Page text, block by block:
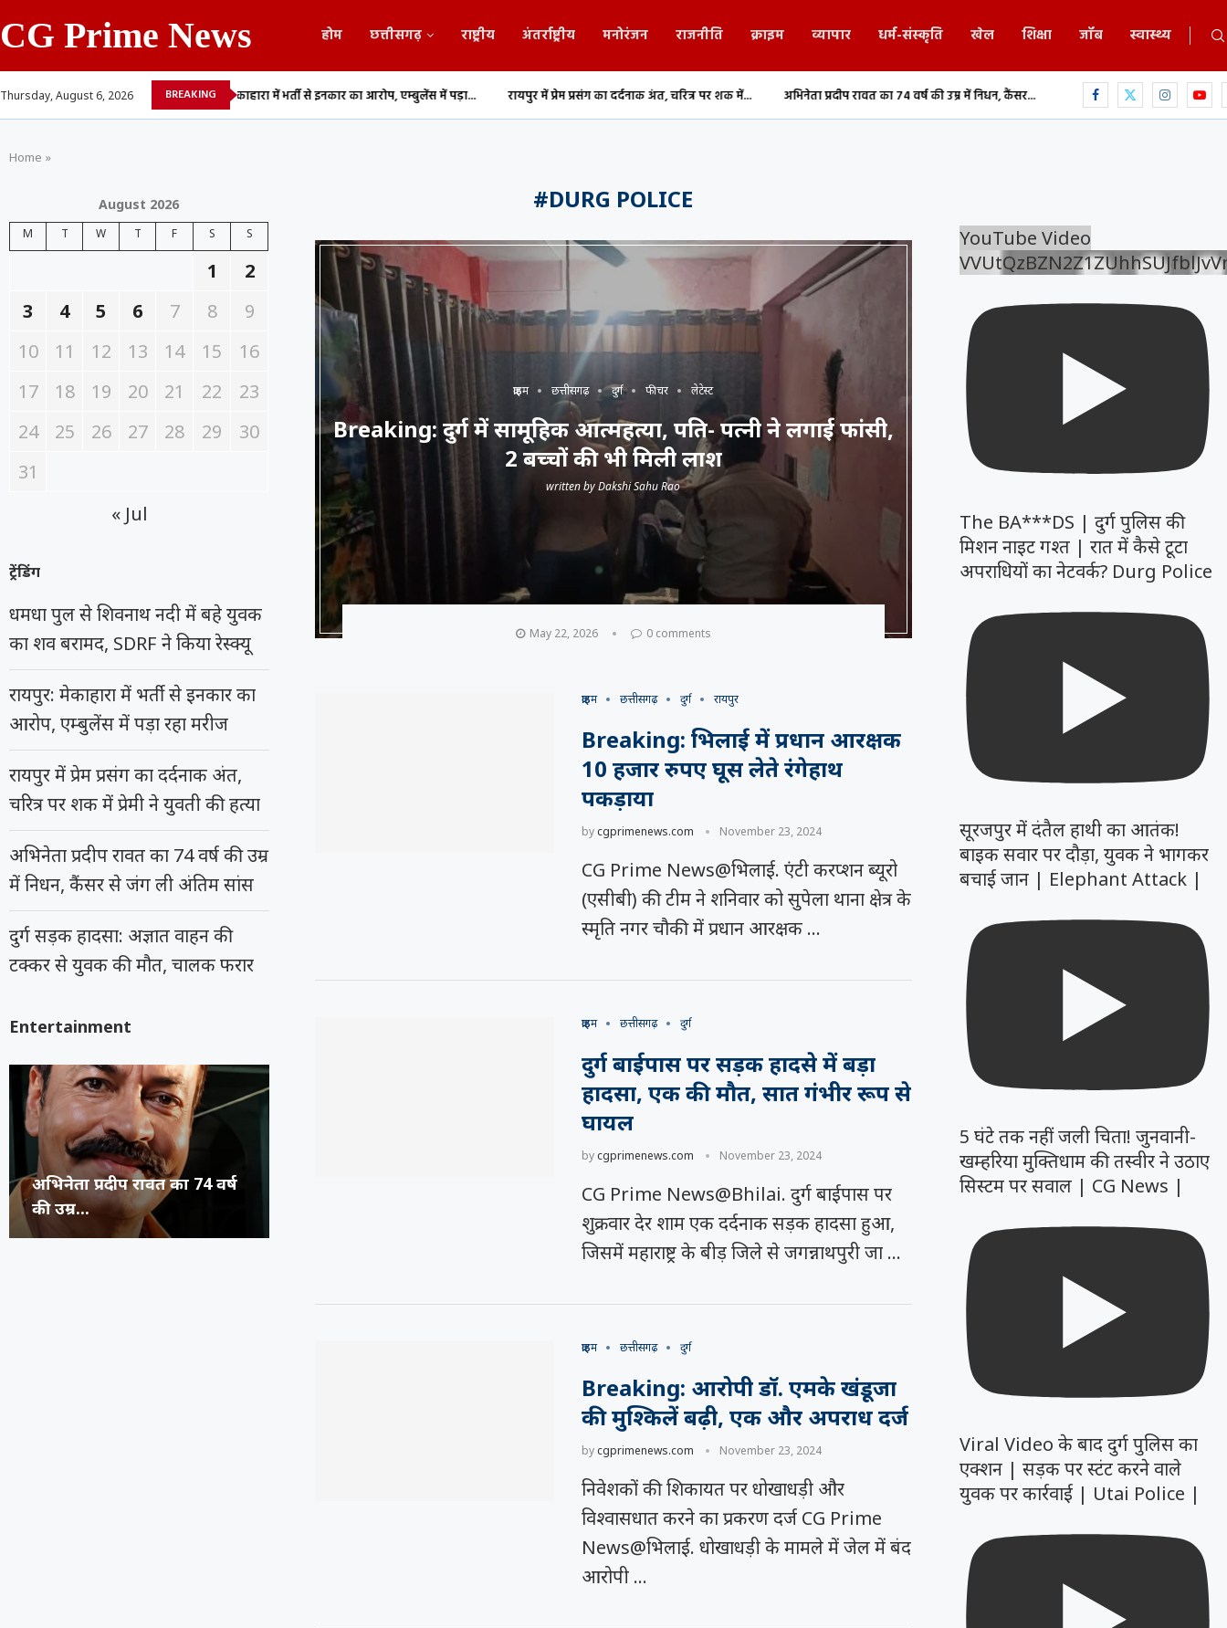
CG Prime News होम छत्तीसगढ़ राष्ट्रीय अंतर्राष्ट्रीय मनोरंजन राजनीति क्राइम व्यापार धर्म-संस्कृति खेल शिक्षा जॉब स्वास्थ्य
Thursday, August 6, 2026 BREAKING
शव बरामद,... रायपुर: मेकाहारा में भर्ती से इनकार का आरोप, एम्बुलेंस में पड़ा... रायपुर में प्रेम प्रसंग का दर्दनाक अंत, चरित्र पर शक में... अभिनेता प्रदीप रावत का 74 वर्ष की उम्र में निधन, कैंसर... दुर्ग सड़क हादसा: अज्ञात वाहन की टक्कर से युवक की
Home »
#DURG POLICE
क्राइम छत्तीसगढ़ दुर्ग फीचर लेटेस्ट
Breaking: दुर्ग में सामूहिक आत्महत्या, पति- पत्नी ने लगाई फांसी,
2 बच्चों की भी मिली लाश
written byDakshi Sahu Rao
May 22, 2026 0 comments
क्राइम छत्तीसगढ़ दुर्ग रायपुर
Breaking: भिलाई में प्रधान आरक्षक
10 हजार रुपए घूस लेते रंगेहाथ
पकड़ाया
bycgprimenews.com November 23, 2024
CG Prime News@भिलाई. एंटी करप्शन ब्यूरो
(एसीबी) की टीम ने शनिवार को सुपेला थाना क्षेत्र के
स्मृति नगर चौकी में प्रधान आरक्षक …
क्राइम छत्तीसगढ़ दुर्ग
दुर्ग बाईपास पर सड़क हादसे में बड़ा
हादसा, एक की मौत, सात गंभीर रूप से
घायल
bycgprimenews.com November 23, 2024
CG Prime News@Bhilai. दुर्ग बाईपास पर
शुक्रवार देर शाम एक दर्दनाक सड़क हादसा हुआ,
जिसमें महाराष्ट्र के बीड़ जिले से जगन्नाथपुरी जा …
क्राइम छत्तीसगढ़ दुर्ग
Breaking: आरोपी डॉ. एमके खंडूजा
की मुश्किलें बढ़ी, एक और अपराध दर्ज
bycgprimenews.com November 23, 2024
निवेशकों की शिकायत पर धोखाधड़ी और
विश्वासधात करने का प्रकरण दर्ज CG Prime
News@भिलाई. धोखाधड़ी के मामले में जेल में बंद
आरोपी …
YouTube Video
The BA***DS | दुर्ग पुलिस की
मिशन नाइट गश्त | रात में कैसे टूटा
अपराधियों का नेटवर्क? Durg Police
सूरजपुर में दंतैल हाथी का आतंक!
बाइक सवार पर दौड़ा, युवक ने भागकर
बचाई जान | Elephant Attack |
5 घंटे तक नहीं जली चिता! जुनवानी-
खम्हरिया मुक्तिधाम की तस्वीर ने उठाए
सिस्टम पर सवाल | CG News |
Viral Video के बाद दुर्ग पुलिस का
एक्शन | सड़क पर स्टंट करने वाले
युवक पर कार्रवाई | Utai Police |
August 2026
M T W T F S S
1
2
3
4 5 6 7 8
9
10
11 12 13 14 15
16
17
18 19 20 21 22
23
24
25 26 27 28 29
30
31
« Jul
ट्रेंडिंग
धमधा पुल से शिवनाथ नदी में बहे युवक
का शव बरामद, SDRF ने किया रेस्क्यू
रायपुर: मेकाहारा में भर्ती से इनकार का
आरोप, एम्बुलेंस में पड़ा रहा मरीज
रायपुर में प्रेम प्रसंग का दर्दनाक अंत,
चरित्र पर शक में प्रेमी ने युवती की हत्या
अभिनेता प्रदीप रावत का 74 वर्ष की उम्र
में निधन, कैंसर से जंग ली अंतिम सांस
दुर्ग सड़क हादसा: अज्ञात वाहन की
टक्कर से युवक की मौत, चालक फरार
Entertainment
कंगना ने Gen Z को कहा
जनरेशन गटर,...